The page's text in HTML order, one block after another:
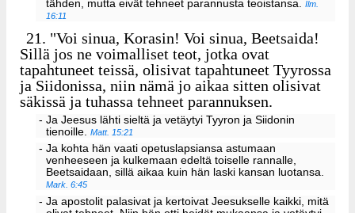
tähden, mutta eivät tehneet parannusta teoistansa.Ilm.
16:11
21. "Voi sinua, Korasin! Voi sinua, Beetsaida!
Sillä jos ne voimalliset teot, jotka ovat
tapahtuneet teissä, olisivat tapahtuneet Tyyrossa
ja Siidonissa, niin nämä jo aikaa sitten olisivat
säkissä ja tuhassa tehneet parannuksen.
- Ja Jeesus lähti sieltä ja vetäytyi Tyyron ja Siidonin
tienoille.Matt. 15:21
- Ja kohta hän vaati opetuslapsiansa astumaan
venheeseen ja kulkemaan edeltä toiselle rannalle,
Beetsaidaan, sillä aikaa kuin hän laski kansan luotansa.
Mark. 6:45
- Ja apostolit palasivat ja kertoivat Jeesukselle kaikki, mitä